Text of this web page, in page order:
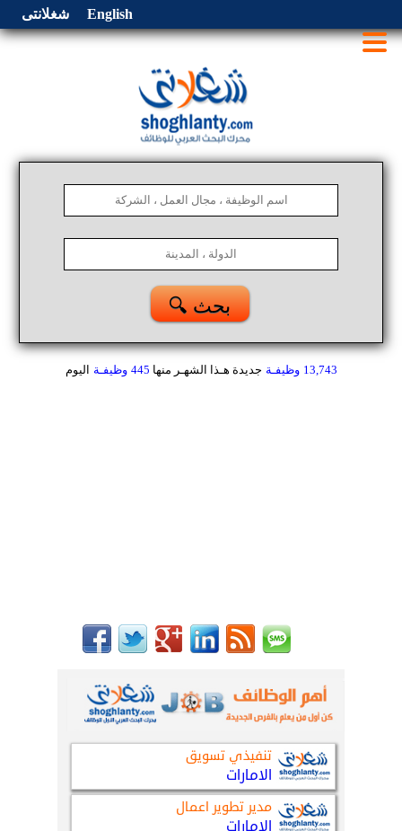
شغلانتى English
🔍 بحث
13,743 وظيفـة جديدة هـذا الشهـر منها 445 وظيفـة اليوم